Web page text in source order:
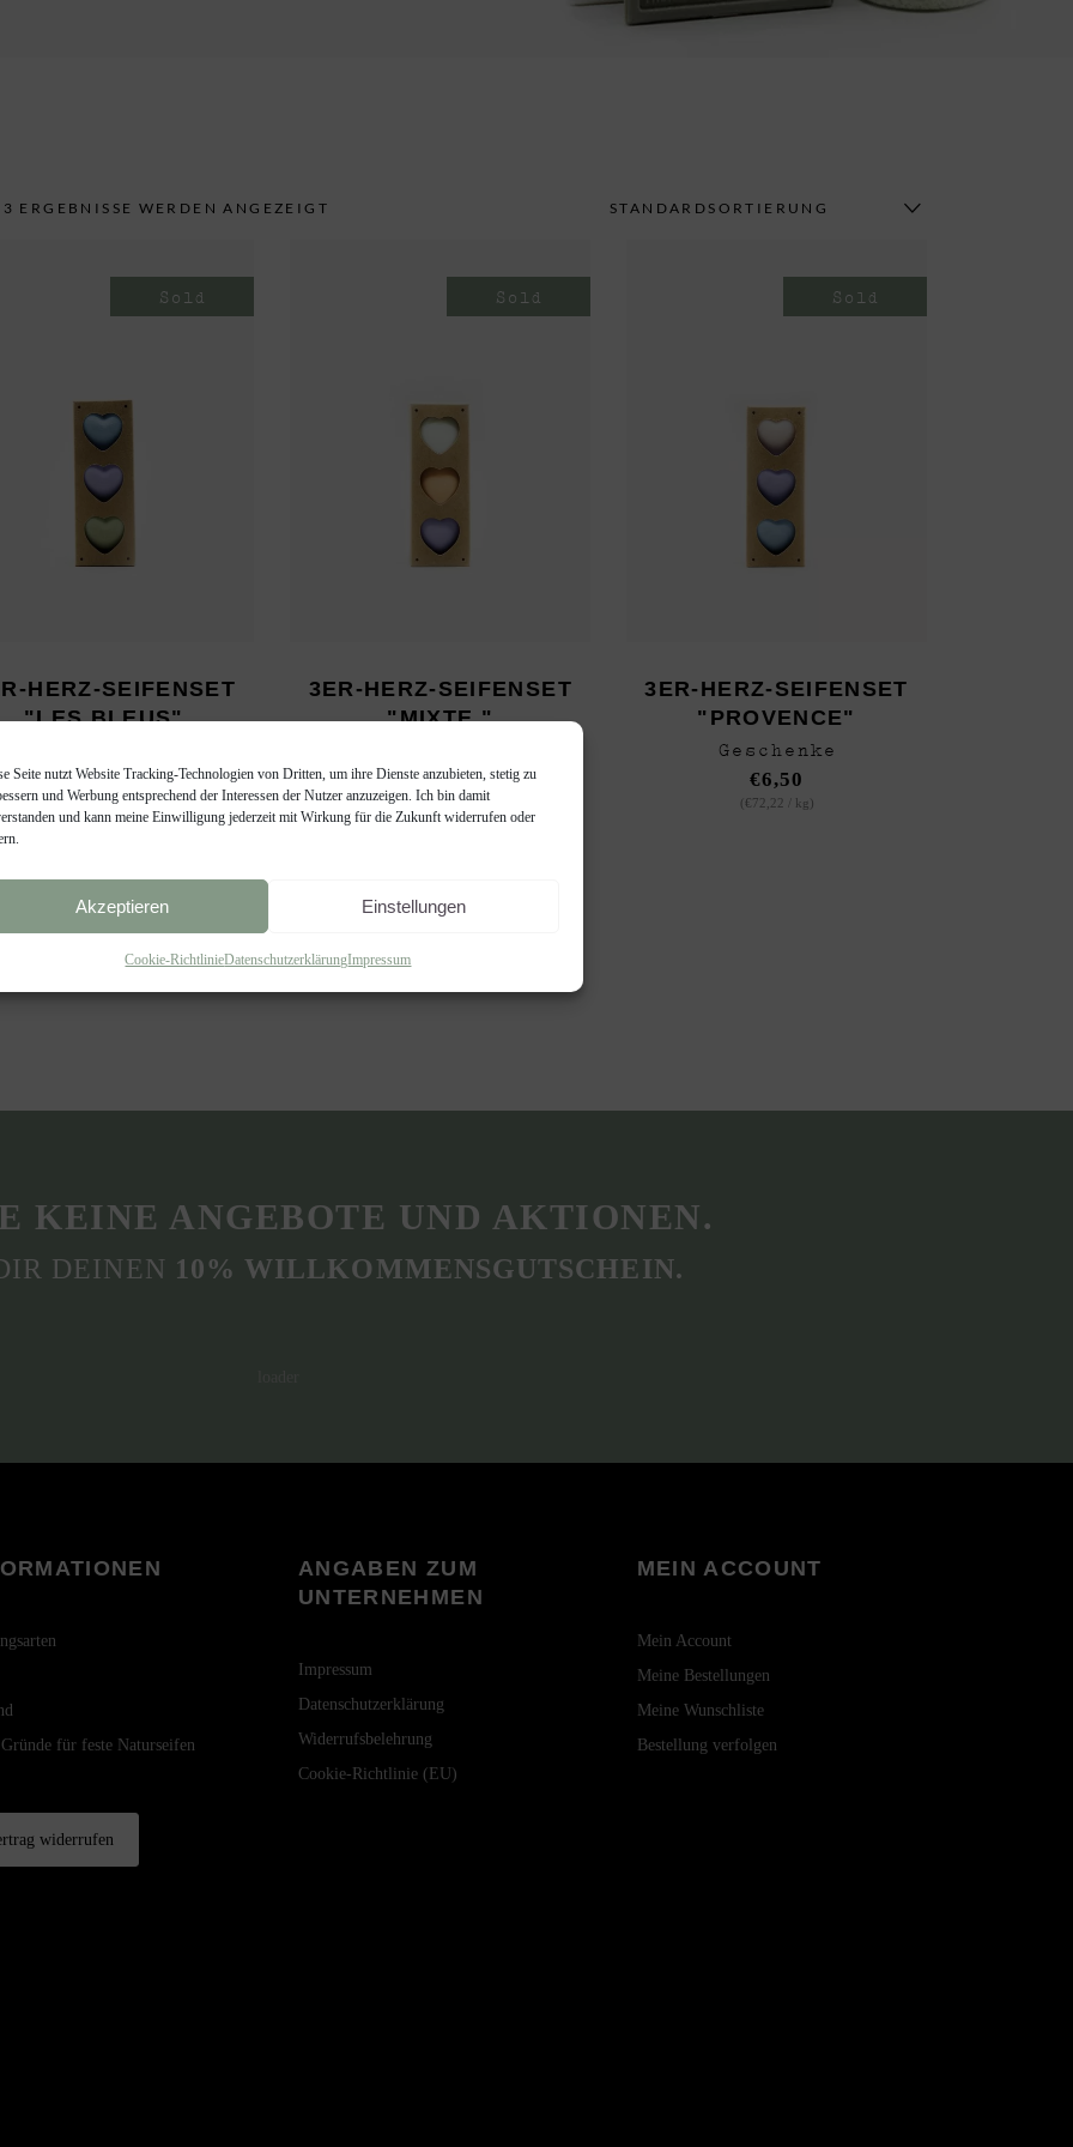
Seite nutzt Website Tracking-Technologien von Dritten, um ihre Dienste anzubieten, stetig zu
und Werbung entsprechend der Interessen der Nutzer anzuzeigen. Ich bin damit
und kann meine Einwilligung jederzeit mit Wirkung für die Zukunft widerrufen oder
Akzeptieren Einstellungen
Cookie-RichtlinieDatenschutzerklärungImpressum
ERGEBNISSE WERDEN ANGEZEIGT STANDARDSORTIERUNG
Sold
HERZ-SEIFENSET
"LES BLEUS"
€6,50
(€72,22/ kg)
Sold
3ER-HERZ-SEIFENSET
"MIXTE "
€6,50
(€ 72,22/ kg)
Sold
3ER-HERZ-SEIFENSET
"PROVENCE"
Geschenke
€6,50
( €72,22 kg )
KEINE ANGEBOTE UND AKTIONEN.
DEINEN 10% WILLKOMMENSGUTSCHEIN.
Gründe für feste Naturseifen
widerrufen
ANGABEN ZUM
UNTERNEHMEN
Impressum
Datenschutzerklärung
Widerrufsbelehrung
Cookie-Richtlinie (EU)
MEIN ACCOUNT
Mein Account
Meine Bestellungen
Meine Wunschliste
Bestellung verfolgen